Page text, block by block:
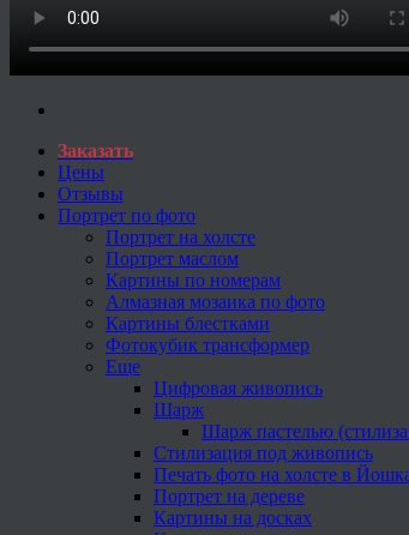
Заказать
Цены
Отзывы
Портрет по фото
Портрет на холсте
Портрет маслом
Картины по номерам
Алмазная мозаика по фото
Картины блестками
Фотокубик трансформер
Еще
Цифровая живопись
Шарж
Шарж пастелью
Стилизация под живопись
Печать фото на холсте в
Портрет на дереве
Картины на досках